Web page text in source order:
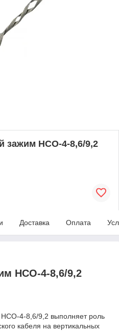
зажим НСО-4-8,6/9,2
Доставка Оплата
НСО-4-8,6/9,2
4-8,6/9,2 выполняет роль
кабеля на вертикальных